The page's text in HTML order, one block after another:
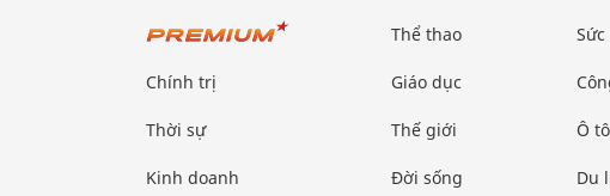
Chính trị
Thời sự
Kinh doanh
Thể thao
Giáo dục
Thế giới
Đời sống
Ô
Du